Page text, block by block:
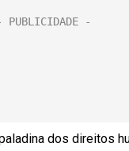
dos direitos